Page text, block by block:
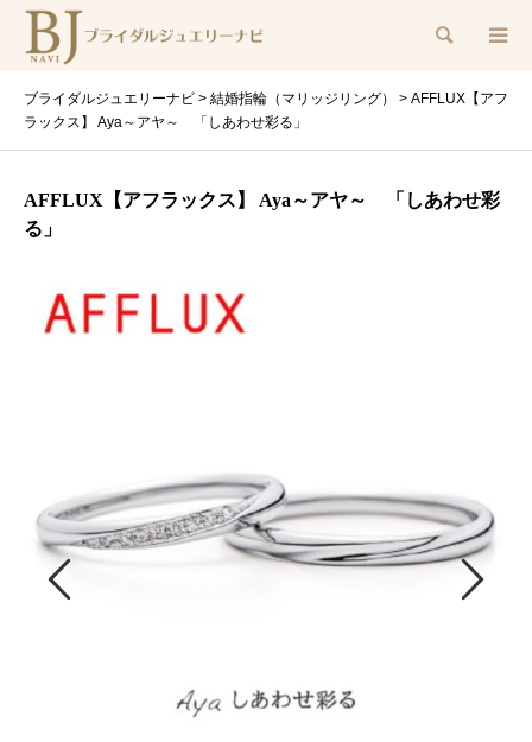
検索
ブライダルジュエリーナビ > 結婚指輪（マリッジリング） > AFFLUX【アフ
ラックス】 Aya～アヤ～ 「しあわせ彩る」
AFFLUX【アフラックス】 Aya～アヤ～ 「しあわせ彩
る」